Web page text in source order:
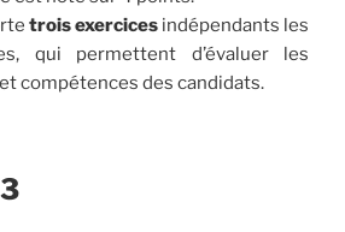
trois exercicesindépendants les
qui permettent d’évaluer les
compétences des candidats.